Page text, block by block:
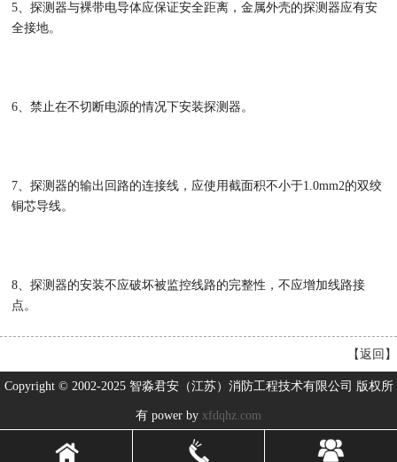
5、探测器与裸带电导体应保证安全距离，金属外壳的探测器应有安
全接地。
6、禁止在不切断电源的情况下安装探测器。
7、探测器的输出回路的连接线，应使用截面积不小于1.0mm2的双绞
铜芯导线。
8、探测器的安装不应破坏被监控线路的完整性，不应增加线路接
点。
【返回 】
Copyright © 2002-2025 智淼君安（江苏）消防工程技术有限公司 版权所
有 power by xfdqhz.com